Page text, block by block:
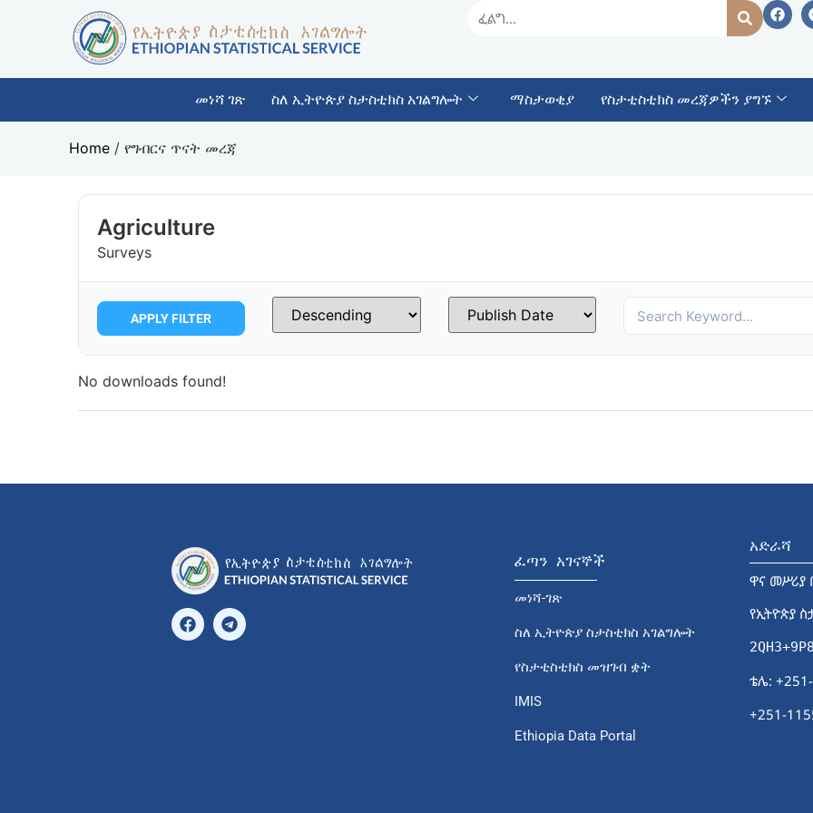
መነሻ ገጽ ስለ ኢትዮጵያ ስታስቲክስ አገልግሎት ማስታወቂያ የስታቲስቲክስ መረጃዎችን ያግኙ
Home /የግብርና ጥናት መረጃ
Agriculture
Surveys
APPLY FILTER
No downloads found!
ፈጣን አገናኞች
መነሻ-ገጽ
ስለ ኢትዮጵያ ስታስቲክስ አገልግሎት
የስታቲስቲክስ መዝገብ ቋት
IMIS
Ethiopia Data Portal
አድራሻ
ዋና መሥሪያ
የኢትዮጵያ
ቴሌ:
+251-